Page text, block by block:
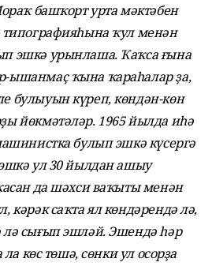
башҡорт урта мәктәбен
типографияһына ҡул менән
эшкә урынлаша. Ҡаҡса ғына
ышанмаҫ ҡына ҡараһалар ҙа,
булыуын күреп, көндән-көн
йөкмәтәләр. 1965 йылда иһә
булып эшкә күсергә
ул 30 йылдан ашыу
да шәхси ваҡыты менән
кәрәк саҡта ял көндәрендә лә,
лә сығып эшләй. Эшендә һәр
көс төшә, сөнки ул осорҙа